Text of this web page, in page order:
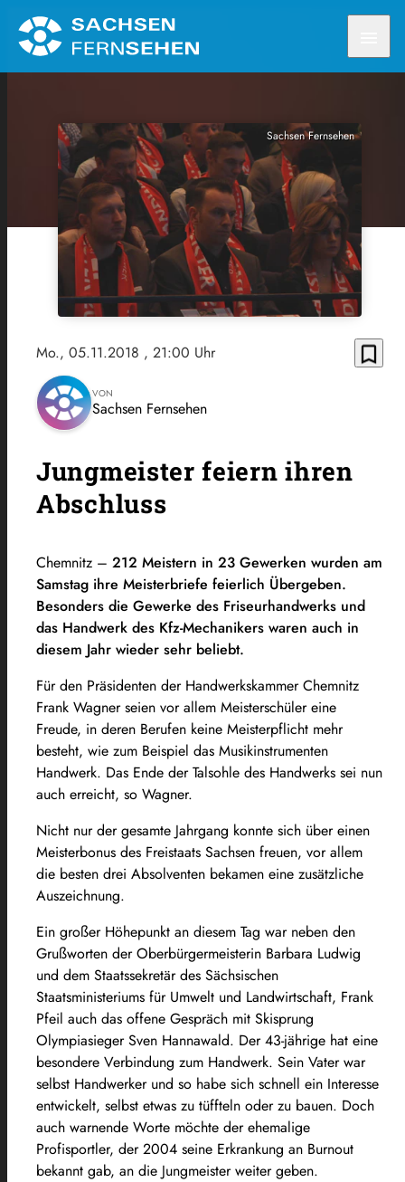
Sachsen Fernsehen
Mo., 05.11.2018 , 21:00 Uhr bookmark_border
VON
Sachsen Fernsehen
Jungmeister feiern ihren
Abschluss
Chemnitz – 212 Meistern in 23 Gewerken wurden am
Samstag ihre Meisterbriefe feierlich Übergeben.
Besonders die Gewerke des Friseurhandwerks und
das Handwerk des Kfz-Mechanikers waren auch in
diesem Jahr wieder sehr beliebt.
Für den Präsidenten der Handwerkskammer Chemnitz
Frank Wagner seien vor allem Meisterschüler eine
Freude, in deren Berufen keine Meisterpflicht mehr
besteht, wie zum Beispiel das Musikinstrumenten
Handwerk. Das Ende der Talsohle des Handwerks sei nun
auch erreicht, so Wagner.
Nicht nur der gesamte Jahrgang konnte sich über einen
Meisterbonus des Freistaats Sachsen freuen, vor allem
die besten drei Absolventen bekamen eine zusätzliche
Auszeichnung.
Ein großer Höhepunkt an diesem Tag war neben den
Grußworten der Oberbürgermeisterin Barbara Ludwig
und dem Staatssekretär des Sächsischen
Staatsministeriums für Umwelt und Landwirtschaft, Frank
Pfeil auch das offene Gespräch mit Skisprung
Olympiasieger Sven Hannawald. Der 43-jährige hat eine
besondere Verbindung zum Handwerk. Sein Vater war
selbst Handwerker und so habe sich schnell ein Interesse
entwickelt, selbst etwas zu tüffteln oder zu bauen. Doch
auch warnende Worte möchte der ehemalige
Profisportler, der 2004 seine Erkrankung an Burnout
bekannt gab, an die Jungmeister weiter geben.